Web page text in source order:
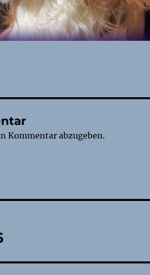
Kommentar abzugeben.